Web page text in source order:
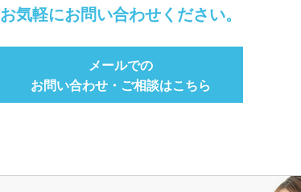
お気軽にお問い合わせください。
メールでの
お問い合わせ・ご相談はこちら